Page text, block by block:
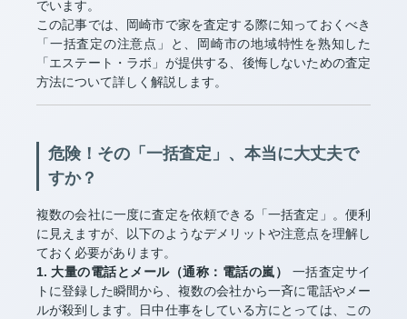
でいます。
この記事では、岡崎市で家を査定する際に知っておくべき
「一括査定の注意点」と、岡崎市の地域特性を熟知した
「エステート・ラボ」が提供する、後悔しないための査定
方法について詳しく解説します。
危険！その「一括査定」、本当に大丈夫で
すか？
複数の会社に一度に査定を依頼できる「一括査定」。便利
に見えますが、以下のようなデメリットや注意点を理解し
ておく必要があります。
1. 大量の電話とメール（通称：電話の嵐）
一括査定サイ
トに登録した瞬間から、複数の会社から一斉に電話やメー
ルが殺到します。日中仕事をしている方にとっては、この